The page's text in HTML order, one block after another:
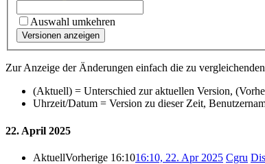
Auswahl umkehren
Versionen anzeigen
Zur Anzeige der Änderungen einfach die zu
(Aktuell) = Unterschied zur aktuellen Version,
Uhrzeit/Datum = Version zu dieser Zeit,
22. April 2025
AktuellVorherige 16:1016:10, 22. Apr 2025 Cgru